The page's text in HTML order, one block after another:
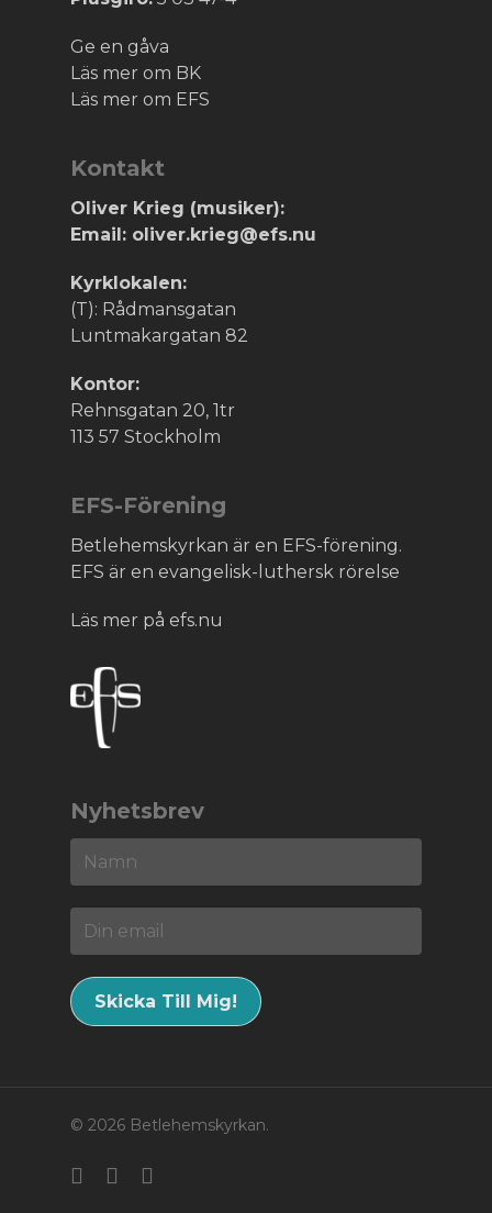
Ge en gåva
Läs mer om BK
Läs mer om EFS
Kontakt
Oliver Krieg (musiker):
Email: oliver.krieg@efs.nu
Kyrklokalen:
(T): Rådmansgatan
Luntmakargatan 82
Kontor:
Rehnsgatan 20, 1tr
113 57 Stockholm
EFS-Förening
Betlehemskyrkan är en EFS-förening.
EFS är en evangelisk-luthersk rörelse
Läs mer på efs.nu
Nyhetsbrev
© 2026 Betlehemskyrkan.